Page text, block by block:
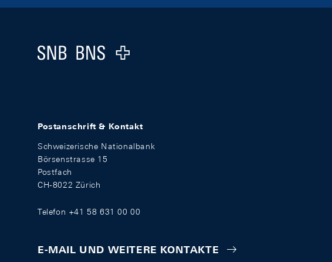
Logo
Postanschrift & Kontakt
Schweizerische Nationalbank
Börsenstrasse 15
Postfach
CH-8022 Zürich
Telefon +41 58 631 00 00
E-MAIL UND WEITERE KONTAKTE